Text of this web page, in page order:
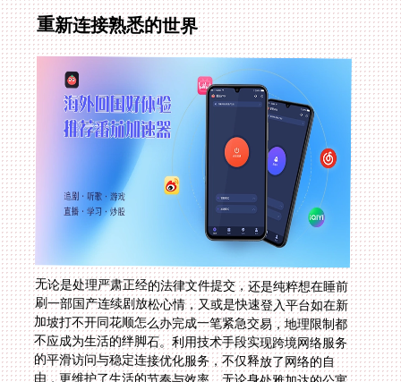
重新连接熟悉的世界
无论是处理严肃正经的法律文件提交，还是纯粹想在睡前
刷一部国产连续剧放松心情，又或是快速登入平台如在新
加坡打不开同花顺怎么办完成一笔紧急交易，地理限制都
不应成为生活的绊脚石。利用技术手段实现跨境网络服务
的平滑访问与稳定连接优化服务，不仅释放了网络的自
由，更维护了生活的节奏与效率。无论身处雅加达的公寓
还是新加坡的办公室，点击启动，那个熟悉、便捷的中国
数字生态即刻在指尖复苏。让加载完成的标志点亮的不只